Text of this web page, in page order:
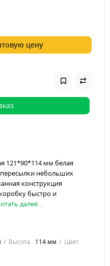
цену
121*90*114 мм белая
пересылки небольших
конструкция
быстро и
далее...
Высота 114 мм
Цвет